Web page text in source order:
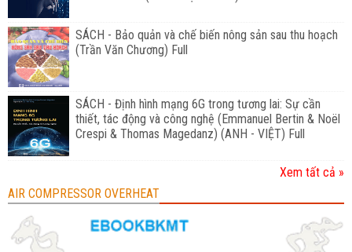
SÁCH - Bảo quản và chế biến nông sản sau thu hoạch
(Trần Văn Chương) Full
SÁCH - Định hình mạng 6G trong tương lai: Sự cần
thiết, tác động và công nghệ (Emmanuel Bertin & Noël
Crespi & Thomas Magedanz) (ANH - VIỆT) Full
Xem tất cả »
AIR COMPRESSOR OVERHEAT